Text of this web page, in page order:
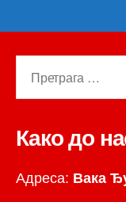
Како до
Адреса: Вака